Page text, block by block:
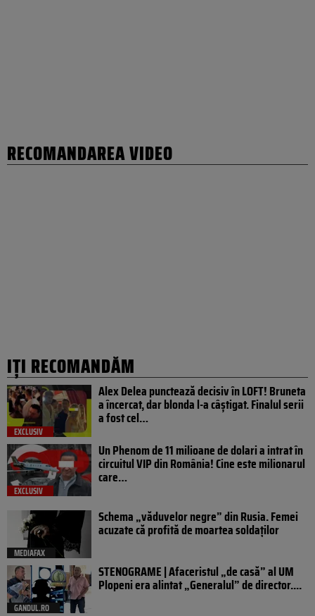
RECOMANDAREA VIDEO
IȚI RECOMANDĂM
EXCLUSIV
Alex Delea punctează decisiv în LOFT! Bruneta
a încercat, dar blonda l-a câștigat. Finalul serii
a fost cel…
EXCLUSIV
Un Phenom de 11 milioane de dolari a intrat în
circuitul VIP din România! Cine este milionarul
care…
MEDIAFAX
Schema „văduvelor negre” din Rusia. Femei
acuzate că profită de moartea soldaților
GANDUL.RO
STENOGRAME | Afaceristul „de casă” al UM
Plopeni era alintat „Generalul” de director....